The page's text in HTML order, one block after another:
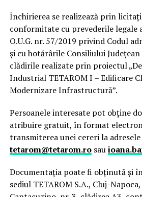
Închirierea se realizează prin
conformitate cu prevederile legale
O.U.G. nr. 57/2019 privind Codul
și cu hotărârile Consiliului
clădirile realizate prin proiectul
Industrial TETAROM I – Edificare
Modernizare Infrastructură”.
Persoanele interesate pot obține
atribuire gratuit, în format
transmiterea unei cereri la
tetarom@tetarom.rosau
Documentația poate fi obținută și
sediul TETAROM S.A., Cluj-